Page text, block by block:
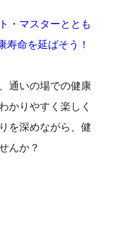
・マスターととも
寿命を延ばそう！
通いの場での健康
かりやすく楽しく
を深めながら、健
んか？